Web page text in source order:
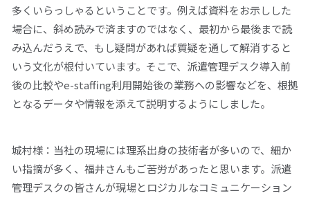
多くいらっしゃるということです。例えば資料をお示しした
場合に、斜め読みで済ますのではなく、最初から最後まで読
み込んだうえで、もし疑問があれば質疑を通して解消すると
いう文化が根付いています。そこで、派遣管理デスク導入前
後の比較やe-staffing利用開始後の業務への影響などを、根拠
となるデータや情報を添えて説明するようにしました。
城村様：当社の現場には理系出身の技術者が多いので、細か
い指摘が多く、福井さんもご苦労があったと思います。派遣
管理デスクの皆さんが現場とロジカルなコミュニケーション